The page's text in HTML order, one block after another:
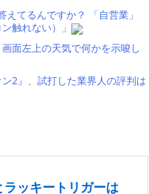
てるんですか？ 「自営業」
触れない）」
面左上の天気で何かを示唆し
2』、試打した業界人の評判は
ラッキートリガーは